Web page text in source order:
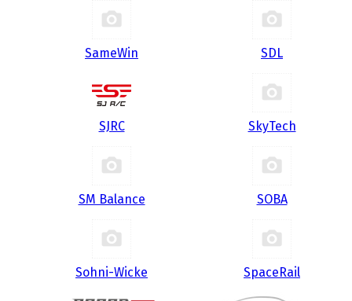
SameWin SDL
SJRC SkyTech
SM Balance SOBA
Sohni-Wicke SpaceRail